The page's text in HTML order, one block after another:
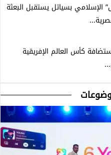
الإسلامي بسياتل يستقبل البعثة
كأس العالم الإفريقية